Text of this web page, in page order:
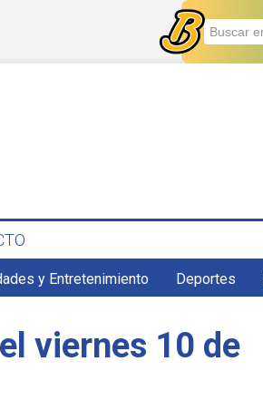
y Entretenimiento Deportes
viernes 10 de